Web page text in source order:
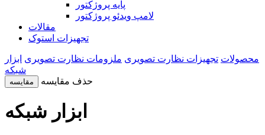
پایه پروژکتور
لامپ ویدئو پروژکتور
مقالات
تجهیزات استوک
محصولات تجهیزات نظارت تصویری ملزومات نظارت تصویری ابزار
شبکه
مقایسه حذف مقایسه
ابزار شبکه